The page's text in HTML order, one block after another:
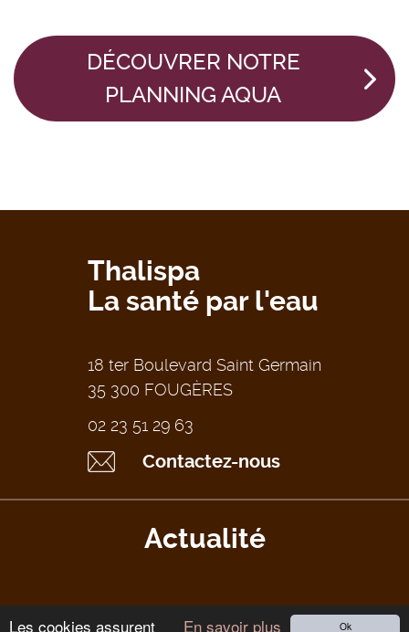
Ok
En savoir plus
Les cookies assurent
DÉCOUVRER NOTRE
PLANNING AQUA
Thalispa
La santé par l'eau
18 ter Boulevard Saint Germain
35 300 FOUGÈRES
02 23 51 29 63
Contactez-nous
Actualité